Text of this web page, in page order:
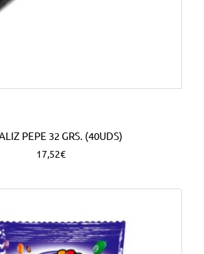
PEPE 32 GRS. (40UDS)
17,52€